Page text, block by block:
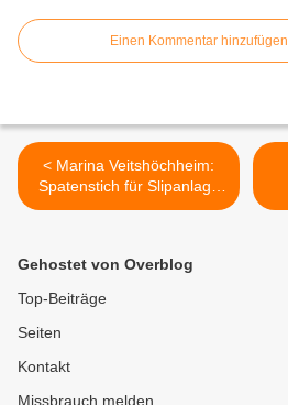
Einen Kommentar hinzufügen
< Marina Veitshöchheim:
Spatenstich für Slipanlage
erfolgt
Gehostet von Overblog
Top-Beiträge
Seiten
Kontakt
Missbrauch melden